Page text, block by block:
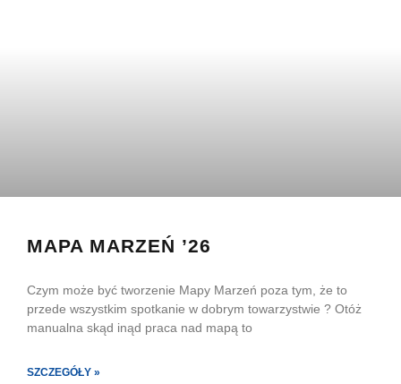
MAPA MARZEŃ ’26
Czym może być tworzenie Mapy Marzeń poza tym, że to
przede wszystkim spotkanie w dobrym towarzystwie ? Otóż
manualna skąd inąd praca nad mapą to
SZCZEGÓŁY »